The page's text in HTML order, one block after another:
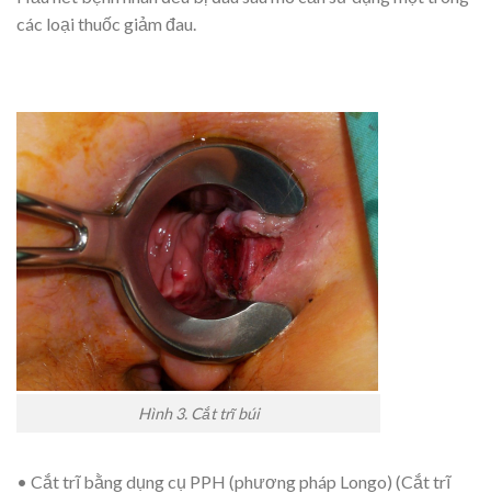
các loại thuốc giảm đau.
Hình 3.Cắt trĩ búi
• Cắt trĩ bằng dụng cụ PPH (phương pháp Longo) (Cắt trĩ